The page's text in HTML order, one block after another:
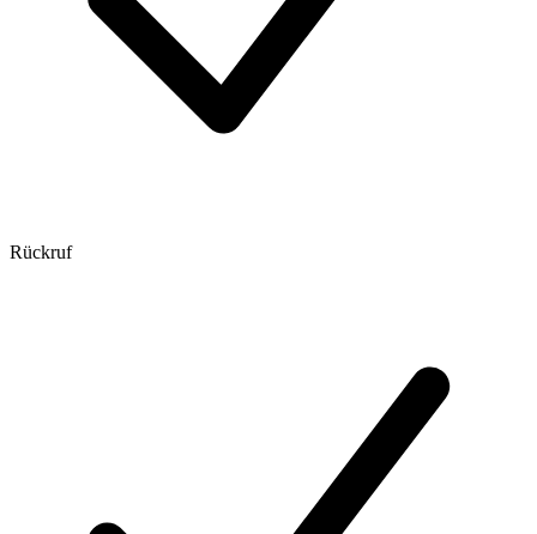
Rückruf